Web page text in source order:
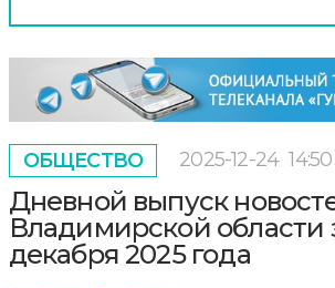
ОБЩЕСТВО 2025-12-24 14:50
Дневной выпуск
Владимирской области
декабря 2025 года